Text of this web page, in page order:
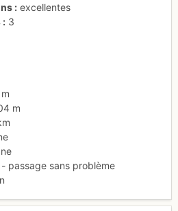
excellentes
3
m
passage sans problème